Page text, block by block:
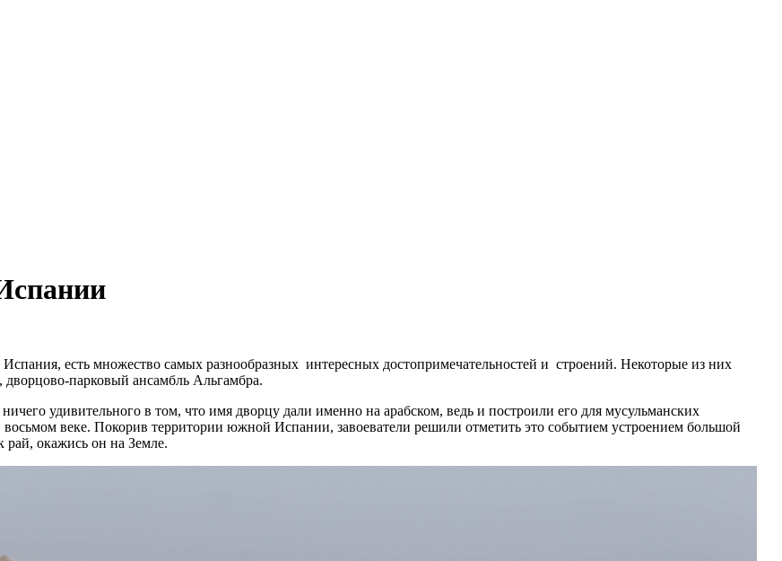
есть множество самых разнообразных интересных достопримечательностей и строений. Некоторые из них
парковый ансамбль Альгамбра.
удивительного в том, что имя дворцу дали именно на арабском, ведь и построили его для мусульманских
восьмом веке. Покорив территории южной Испании, завоеватели решили отметить это событием устроением большой
рай, окажись он на Земле.